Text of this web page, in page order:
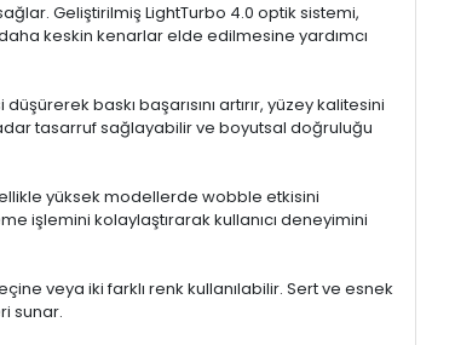
Geliştirilmiş LightTurbo 4.0 optik sistemi,
keskin kenarlar elde edilmesine yardımcı
baskı başarısını artırır, yüzey kalitesini
tasarruf sağlayabilir ve boyutsal doğruluğu
yüksek modellerde wobble etkisini
işlemini kolaylaştırarak kullanıcı deneyimini
veya iki farklı renk kullanılabilir. Sert ve esnek
sunar.